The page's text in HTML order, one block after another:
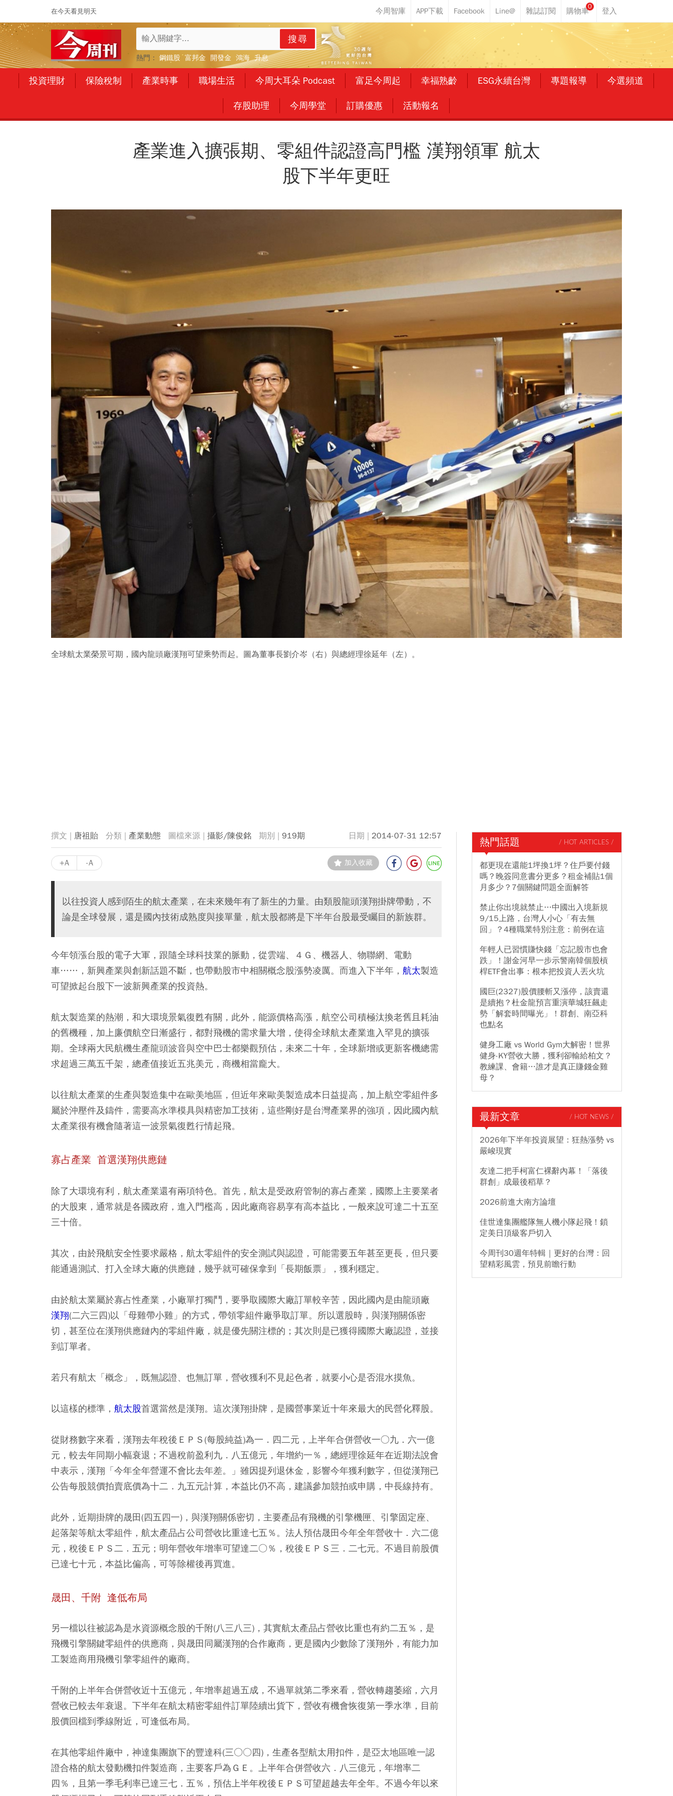
在今天看見明天
0
搜尋
熱門： 鋼鐵股 富邦金 開發金 鴻海 升息
投資理財 保險稅制 產業時事 職場生活 今周大耳朵 Podcast 富足今周起 幸福熟齡 ESG永續台灣 專題報導 今選頻道
存股助理 今周學堂 訂購優惠 活動報名
產業進入擴張期、零組件認證高門檻 漢翔領軍 航太
股下半年更旺
全球航太業榮景可期，國內龍頭廠漢翔可望乘勢而起。圖為董事長劉介岑（右）與總經理徐延年（左）。
唐祖貽 產業動態 攝影/陳俊銘 919期 2014-07-31 12:57
+A -A 加入收藏
以往投資人感到陌生的航太產業，在未來幾年有了新生的力量。由類股龍頭漢翔掛牌帶動，不
論是全球發展，還是國內技術成熟度與接單量，航太股都將是下半年台股最受矚目的新族群。
今年領漲台股的電子大軍，跟隨全球科技業的脈動，從雲端、４Ｇ、機器人、物聯網、電動
車……，新興產業與創新話題不斷，也帶動股市中相關概念股漲勢凌厲。而進入下半年， 航太製造
可望掀起台股下一波新興產業的投資熱。
航太製造業的熱潮，和大環境景氣復甦有關，此外，能源價格高漲，航空公司積極汰換老舊且耗油
的舊機種，加上廉價航空日漸盛行，都對飛機的需求量大增，使得全球航太產業進入罕見的擴張
期。全球兩大民航機生產龍頭波音與空中巴士都樂觀預估，未來二十年，全球新增或更新客機總需
求超過三萬五千架，總產值接近五兆美元，商機相當龐大。
以往航太產業的生產與製造集中在歐美地區，但近年來歐美製造成本日益提高，加上航空零組件多
屬於沖壓件及鑄件，需要高水準模具與精密加工技術，這些剛好是台灣產業界的強項，因此國內航
太產業很有機會隨著這一波景氣復甦行情起飛。
寡占產業 首選漢翔供應鏈
除了大環境有利，航太產業還有兩項特色。首先，航太是受政府管制的寡占產業，國際上主要業者
的大股東，通常就是各國政府，進入門檻高，因此廠商容易享有高本益比，一般來說可達二十五至
三十倍。
其次，由於飛航安全性要求嚴格，航太零組件的安全測試與認證，可能需要五年甚至更長，但只要
能通過測試、打入全球大廠的供應鏈，幾乎就可確保拿到「長期飯票」，獲利穩定。
由於航太業屬於寡占性產業，小廠單打獨鬥，要爭取國際大廠訂單較辛苦，因此國內是由龍頭廠
漢翔(二六三四)以「母雞帶小雞」的方式，帶領零組件廠爭取訂單。所以選股時，與漢翔關係密
切，甚至位在漢翔供應鏈內的零組件廠，就是優先關注標的；其次則是已獲得國際大廠認證，並接
到訂單者。
若只有航太「概念」，既無認證、也無訂單，營收獲利不見起色者，就要小心是否混水摸魚。
以這樣的標準， 航太股首選當然是漢翔。這次漢翔掛牌，是國營事業近十年來最大的民營化釋股。
從財務數字來看，漢翔去年稅後ＥＰＳ(每股純益)為一．四二元，上半年合併營收一○九．六一億
元，較去年同期小幅衰退；不過稅前盈利九．八五億元，年增約一％，總經理徐延年在近期法說會
中表示，漢翔「今年全年營運不會比去年差。」雖因提列退休金，影響今年獲利數字，但從漢翔已
公告每股競價拍賣底價為十二．九五元計算，本益比仍不高，建議參加競拍或申購，中長線持有。
此外，近期掛牌的晟田(四五四一)，與漢翔關係密切，主要產品有飛機的引擎機匣、引擎固定座、
起落架等航太零組件，航太產品占公司營收比重達七五％。法人預估晟田今年全年營收十．六二億
元，稅後ＥＰＳ二．五元；明年營收年增率可望達二○％，稅後ＥＰＳ三．二七元。不過目前股價
已達七十元，本益比偏高，可等除權後再買進。
晟田、千附 逢低布局
另一檔以往被認為是水資源概念股的千附(八三八三)，其實航太產品占營收比重也有約二五％，是
飛機引擎關鍵零組件的供應商，與晟田同屬漢翔的合作廠商，更是國內少數除了漢翔外，有能力加
工製造商用飛機引擎零組件的廠商。
千附的上半年合併營收近十五億元，年增率超過五成，不過單就第二季來看，營收轉趨萎縮，六月
營收已較去年衰退。下半年在航太精密零組件訂單陸續出貨下，營收有機會恢復第一季水準，目前
股價回檔到季線附近，可逢低布局。
在其他零組件廠中，神達集團旗下的豐達科(三○○四)，生產各型航太用扣件，是亞太地區唯一認
證合格的航太發動機扣件製造商，主要客戶為ＧＥ。上半年合併營收六．八三億元，年增率二
四％，且第一季毛利率已達三七．五％，預估上半年稅後ＥＰＳ可望超越去年全年。不過今年以來
熱門話題 / HOT ARTICLES /
都更現在還能1坪換1坪？住戶要付錢
嗎？晚簽同意書分更多？租金補貼1個
月多少？7個關鍵問題全面解答
禁止你出境就禁止…中國出入境新規
9/15上路，台灣人小心「有去無
回」？4種職業特別注意：前例在這
年輕人已習慣賺快錢「忘記股市也會
跌」！謝金河早一步示警南韓個股槓
桿ETF會出事：根本把投資人丟火坑
國巨(2327)股價腰斬又漲停，該賣還
是續抱？杜金龍預言重演華城狂飆走
勢「解套時間曝光」！群創、南亞科
也點名
健身工廠 vs World Gym大解密！世界
健身-KY營收大勝，獲利卻輸給柏文？
教練課、會籍…誰才是真正賺錢金雞
母？
最新文章 / HOT NEWS /
2026年下半年投資展望：狂熱漲勢 vs
嚴峻現實
友達二把手柯富仁裸辭內幕！「落後
群創」成最後稻草？
2026前進大南方論壇
佳世達集團艦隊無人機小隊起飛！鎖
定美日頂級客戶切入
今周刊30週年特輯｜更好的台灣：回
望精彩風雲，預見前瞻行動